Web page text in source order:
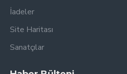
İadeler
Site Haritası
Sanatçılar